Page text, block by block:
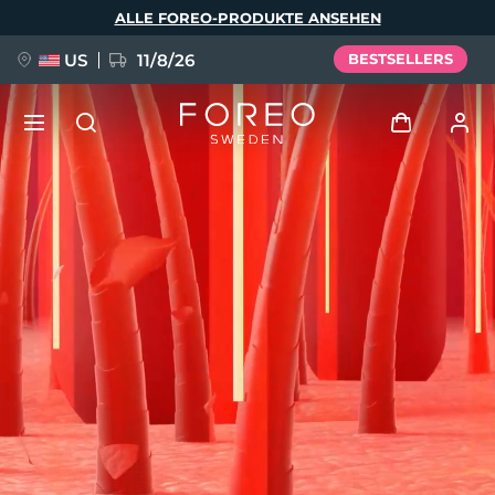
ALLE FOREO-PRODUKTE ANSEHEN
US 11/8/26 BESTSELLERS
Anmelden
Benutzerkonto
Meine Geräte
Meine Bestellungen
Meine Adressen
Meine Abonnements
NEU
FAQ™ Pure Beauty-Tech Elixir
BREAKING NEWS
issa™ Teeth Whitening Set
Sprache
English Deutsch
Español
Français
Italiano
Português
Polski
Svenska
Русский
Türkçe
简体中文 繁體中文